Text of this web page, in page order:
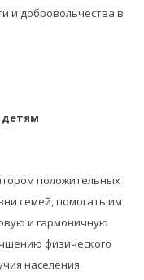
и добровольчества в
положительных
семей, помогать им
и гармоничную
физического
населения.